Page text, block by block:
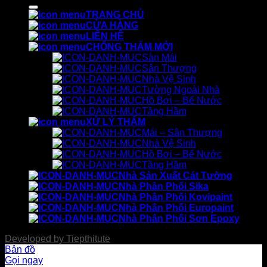
TRANG CHỦ
CỬA HÀNG
LIÊN HỆ
CHỐNG THẤM MỚI
Sàn Mái
Sân Thượng
Nhà Vệ Sinh
Tường Ngoài Nhà
Hồ Bơi – Bể Nước
Tầng Hầm
XỬ LÝ THẤM
Mái – Sân Thượng
Nhà Vệ Sinh
Hồ Bơi – Bể Nước
Tầng Hầm
Nhà Sản Xuất Cát Tường
Nhà Phân Phối Sika
Nhà Phân Phối Kovipaint
Nhà Phân Phối Europaint
Nhà Phân Phối Sơn Epoxy
Developed by Tiepthitute
Bản đồ
Gọi ngay